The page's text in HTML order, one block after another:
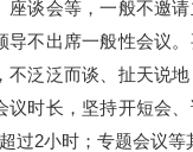
谈会等，一般不邀
不出席一般性会议
泛泛而谈、扯天说
时长，坚持开短会、
过2小时；专题会议等